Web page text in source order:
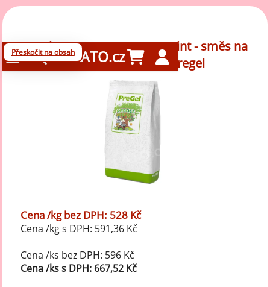
Přeskočit na obsahGELATO.cz
1,13 kg - GIANDUIOTTO sprint - směs na
Točenou zmrzlinu, Pregel
Cena /kg bez DPH: 528 Kč
Cena /kg s DPH: 591,36 Kč
Cena /ks bez DPH: 596 Kč
Cena /ks s DPH: 667,52 Kč